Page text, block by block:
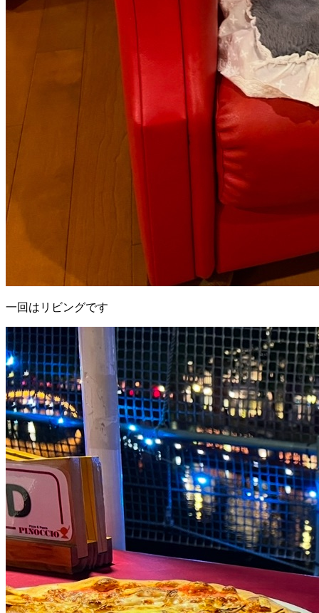
一回はリビングです